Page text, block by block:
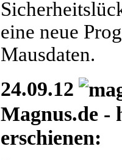
eine neue
Mausdaten.
24.09.12
Magnus.de -
erschienen: